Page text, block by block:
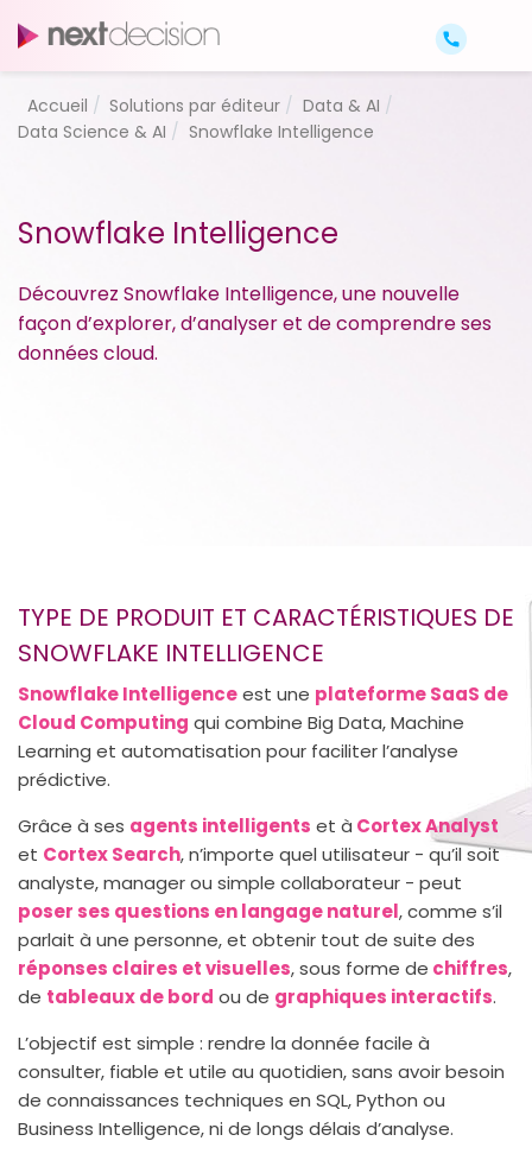
Accueil Solutions par éditeur
Data & AI
Data Science & AI
Snowflake Intelligence
Snowflake Intelligence
Découvrez Snowflake Intelligence, une nouvelle
façon d’explorer, d’analyser et de comprendre ses
données cloud.
TYPE DE PRODUIT ET CARACTÉRISTIQUES DE
SNOWFLAKE INTELLIGENCE
Snowflake Intelligenceest une plateforme SaaS de
Cloud Computing qui combine Big Data, Machine
Learning et automatisation pour faciliter l’analyse
prédictive.
Grâce à ses agents intelligents et à Cortex Analyst
et Cortex Search, n’importe quel utilisateur - qu’il soit
analyste, manager ou simple collaborateur - peut
poser ses questions en langage naturel, comme s’il
parlait à une personne, et obtenir tout de suite des
réponses claires et visuelles, sous forme de chiffres,
de tableaux de bord ou de graphiques interactifs.
L’objectif est simple : rendre la donnée facile à
consulter, fiable et utile au quotidien, sans avoir besoin
de connaissances techniques en SQL, Python ou
Business Intelligence, ni de longs délais d’analyse.